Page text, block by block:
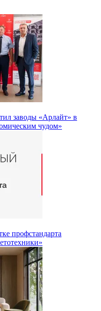
заводы «Арлайт» в
чудом»
профстандарта